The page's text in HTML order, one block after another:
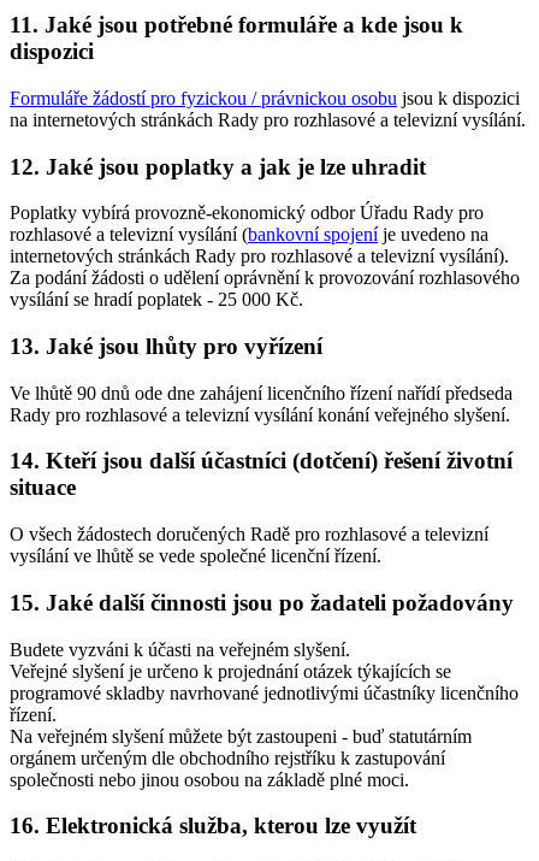
11. Jaké jsou potřebné formuláře a kde jsou k
dispozici
Formuláře žádostí pro fyzickou / právnickou osobu jsou k dispozici
na internetových stránkách Rady pro rozhlasové a televizní vysílání.
12. Jaké jsou poplatky a jak je lze uhradit
Poplatky vybírá provozně-ekonomický odbor Úřadu Rady pro
rozhlasové a televizní vysílání (bankovní spojeníje uvedeno na
internetových stránkách Rady pro rozhlasové a televizní vysílání).
Za podání žádosti o udělení oprávnění k provozování rozhlasového
vysílání se hradí poplatek - 25 000 Kč.
13. Jaké jsou lhůty pro vyřízení
Ve lhůtě 90 dnů ode dne zahájení licenčního řízení nařídí předseda
Rady pro rozhlasové a televizní vysílání konání veřejného slyšení.
14. Kteří jsou další účastníci (dotčení) řešení životní
situace
O všech žádostech doručených Radě pro rozhlasové a televizní
vysílání ve lhůtě se vede společné licenční řízení.
15. Jaké další činnosti jsou po žadateli požadovány
Budete vyzváni k účasti na veřejném slyšení.
Veřejné slyšení je určeno k projednání otázek týkajících se
programové skladby navrhované jednotlivými účastníky licenčního
řízení.
Na veřejném slyšení můžete být zastoupeni - buď statutárním
orgánem určeným dle obchodního rejstříku k zastupování
společnosti nebo jinou osobou na základě plné moci.
16. Elektronická služba, kterou lze využít